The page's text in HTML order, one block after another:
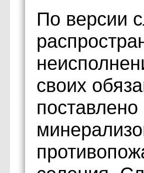
По версии
своих
поставлено